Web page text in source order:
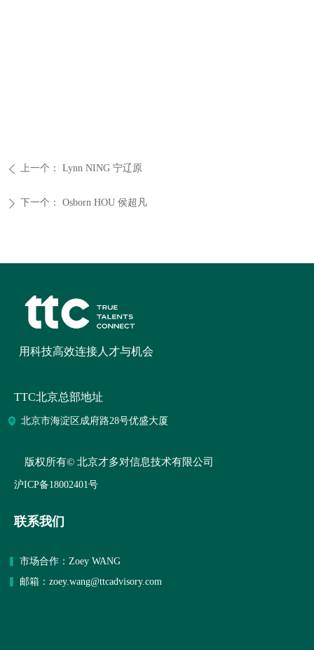
ꄴ 上一个： Lynn NING 宁辽原
ꄲ 下一个： Osborn HOU 侯超凡
用科技高效连接人才与机会
TTC北京总部地址
北京市海淀区成府路28号优盛大厦
版权所有© 北京才多对信息技术有限公司
沪ICP备18002401号
联系我们
市场合作： Zoey WANG
邮箱：zoey.wang@ttcadvisory.com